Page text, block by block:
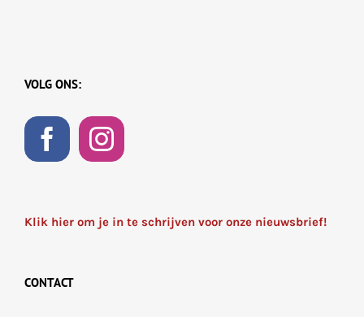
VOLG ONS:
Klik hier om je in te schrijven voor onze nieuwsbrief!
CONTACT